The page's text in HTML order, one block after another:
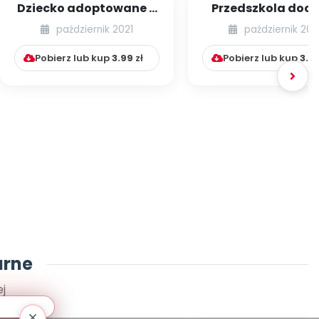
Dziecko adoptowane a
przedszkole – jak
współpracować z ...
październik 2021
Pobierz lub kup3.99 zł
Przedszkola
świata –
Przedszkole
październik
Pobierz lub kup